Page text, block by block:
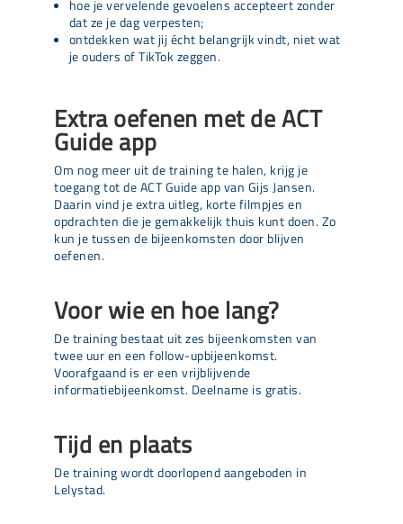
hoe je vervelende gevoelens accepteert zonder
dat ze je dag verpesten;
ontdekken wat jij écht belangrijk vindt, niet wat
je ouders of TikTok zeggen.
Extra oefenen met de ACT
Guide app
Om nog meer uit de training te halen, krijg je
toegang tot de ACT Guide app van Gijs Jansen.
Daarin vind je extra uitleg, korte filmpjes en
opdrachten die je gemakkelijk thuis kunt doen. Zo
kun je tussen de bijeenkomsten door blijven
oefenen.
Voor wie en hoe lang?
De training bestaat uit zes bijeenkomsten van
twee uur en een follow-upbijeenkomst.
Voorafgaand is er een vrijblijvende
informatiebijeenkomst. Deelname is gratis.
Tijd en plaats
De training wordt doorlopend aangeboden in
Lelystad.